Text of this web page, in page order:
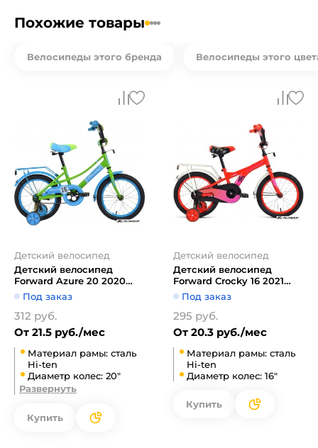
Похожие товары
Велосипеды этого бренда Велосипеды этого
Детский велосипед
Детский велосипед
Forward Azure 20 2020
(салатовый/голубой)
Под заказ
312 руб.
От 21.5 руб./мес
Материал рамы: сталь
Hi-ten
Диаметр колес: 20"
Развернуть
Купить
Детский велосипед
Детский велосипед
Forward Crocky 16 2021
(красный)
Под заказ
295 руб.
От 20.3 руб./мес
Материал рамы: сталь
Hi-ten
Диаметр колес: 16"
Купить